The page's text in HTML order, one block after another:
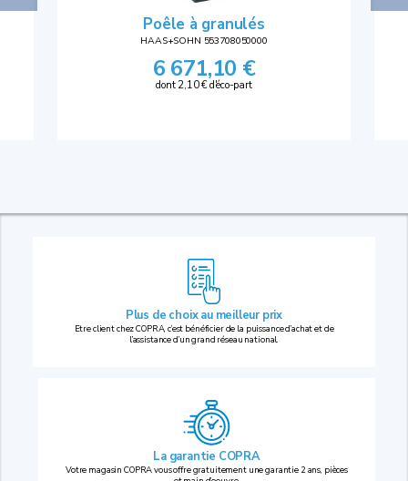
Poêle à granulés
HAAS+SOHN 553708050000
6 671,10 €
dont 2,10 € d'éco-part
Plus de choix au meilleur prix
Etre client chez COPRA, c’est bénéficier de la puissance d’achat et de
l’assistance d’un grand réseau national.
La garantie COPRA
Votre magasin COPRA vous offre gratuitement une garantie 2 ans, pièces